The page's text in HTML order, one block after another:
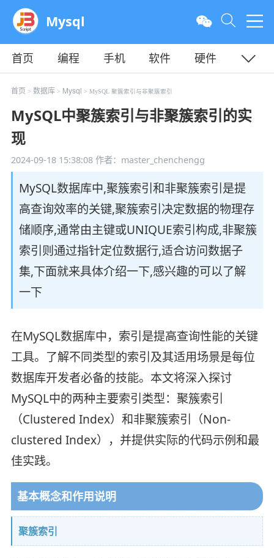
Mysql
首页 编程 手机 软件
硬件
教程
平面 服务器
首页 > 数据库> Mysql > MySQL 聚簇索引与非聚簇索引
MySQL中聚簇索引与非聚簇索引的实
现
2024-09-18 15:38:08作者：master_chenchengg
MySQL数据库中,聚簇索引和非聚簇索引是提
高查询效率的关键,聚簇索引决定数据的物理存
储顺序,通常由主键或UNIQUE索引构成,非聚簇
索引则通过指针定位数据行,适合访问数据子
集,下面就来具体介绍一下,感兴趣的可以了解
一下
在MySQL数据库中，索引是提高查询性能的关键
工具。了解不同类型的索引及其适用场景是每位
数据库开发者必备的技能。本文将深入探讨
MySQL中的两种主要索引类型：聚簇索引
（Clustered Index）和非聚簇索引（Non-
clustered Index），并提供实际的代码示例和最
佳实践。
基本概念和作用说明
聚簇索引